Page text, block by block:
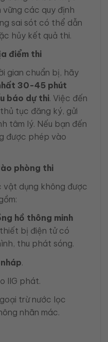
vững các quy định
sai sót có thể dẫn
hủy kết quả thi.
điểm thi
gian chuẩn bị, hãy
30-45 phút
báo dự thi. Việc đến
tục đăng ký, gửi
tâm lý. Nếu bạn đến
được phép vào
phòng thi
vật dụng không được
hồ thông minh
bị điện tử có
thu phát sóng.
.
IIG phát.
trừ nước lọc
nhãn mác.